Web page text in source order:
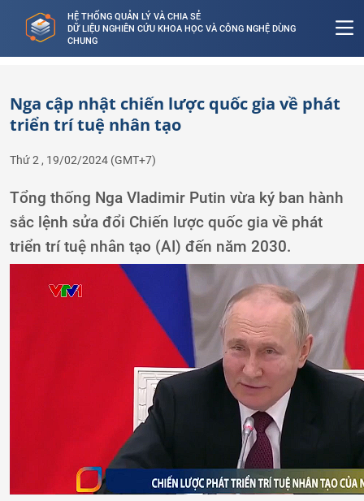
HỆ THỐNG QUẢN LÝ VÀ CHIA SẺ
DỮ LIỆU NGHIÊN CỨU KHOA HỌC VÀ CÔNG NGHỆ DÙNG
CHUNG
Nga cập nhật chiến lược quốc gia về phát
triển trí tuệ nhân tạo
Thứ 2 , 19/02/2024 (GMT+7)
Tổng thống Nga Vladimir Putin vừa ký ban hành
sắc lệnh sửa đổi Chiến lược quốc gia về phát
triển trí tuệ nhân tạo (AI) đến năm 2030.